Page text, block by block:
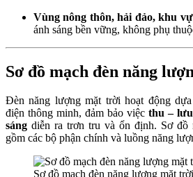
Vùng nông thôn, hải đảo, khu
ánh sáng bền vững, không phụ
Sơ đồ mạch đèn năng
Đèn năng lượng mặt trời hoạt động
điện thông minh, đảm bảo việc thu –
sáng diễn ra trơn tru và ổn định. Sơ đồ
gồm các bộ phận chính và luồng năng
Sơ đồ mạch đèn năng lượng mặt trời